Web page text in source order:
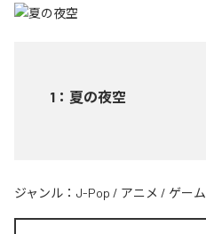
1 ： 夏の夜空
ジャンル： J-Pop / アニメ / ゲーム